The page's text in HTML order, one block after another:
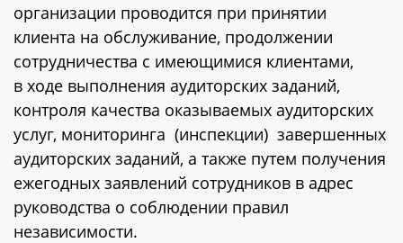
организации проводится при принятии
клиента на обслуживание, продолжении
сотрудничества с имеющимися клиентами,
в ходе выполнения аудиторских заданий,
контроля качества оказываемых аудиторских
услуг, мониторинга (инспекции) завершенных
аудиторских заданий, а также путем получения
ежегодных заявлений сотрудников в адрес
руководства о соблюдении правил
независимости.